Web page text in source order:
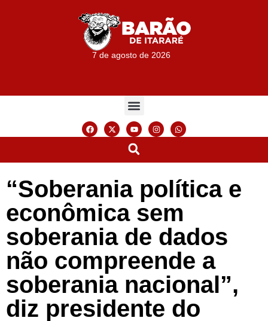
7 de agosto de 2026
“Soberania política e
econômica sem
soberania de dados
não compreende a
soberania nacional”,
diz presidente do